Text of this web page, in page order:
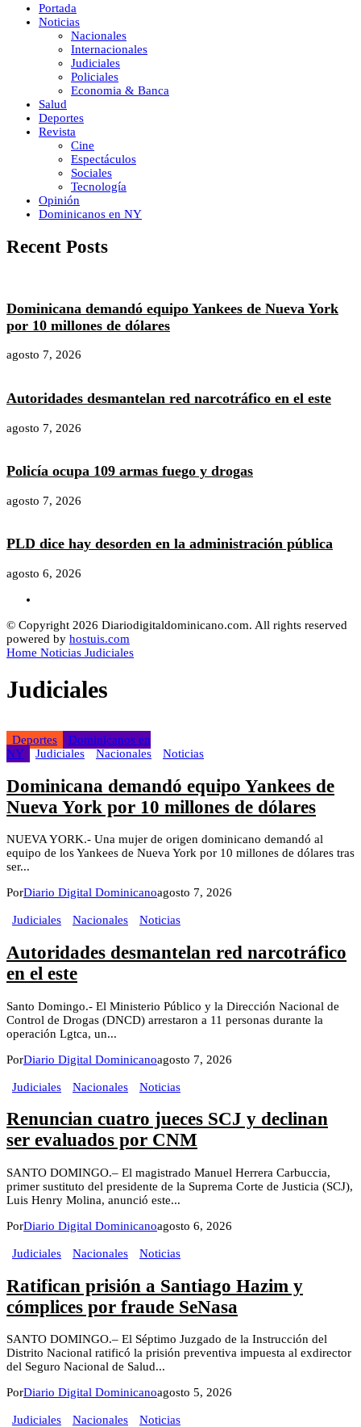
Portada
Noticias
Nacionales
Internacionales
Judiciales
Policiales
Economia & Banca
Salud
Deportes
Revista
Cine
Espectáculos
Sociales
Tecnología
Opinión
Dominicanos en NY
Recent Posts
Dominicana demandó equipo Yankees de Nueva York
por 10 millones de dólares
agosto 7, 2026
Autoridades desmantelan red narcotráfico en el este
agosto 7, 2026
Policía ocupa 109 armas fuego y drogas
agosto 7, 2026
PLD dice hay desorden en la administración pública
agosto 6, 2026
© Copyright 2026 Diariodigitaldominicano.com. All rights reserved
powered by hostuis.com
Home Noticias Judiciales
Judiciales
Deportes
Dominicanos en
NY
Judiciales Nacionales Noticias
Dominicana demandó equipo Yankees de
Nueva York por 10 millones de dólares
NUEVA YORK.- Una mujer de origen dominicano demandó al
equipo de los Yankees de Nueva York por 10 millones de dólares tras
ser...
PorDiario Digital Dominicanoagosto 7, 2026
Judiciales Nacionales Noticias
Autoridades desmantelan red narcotráfico
en el este
Santo Domingo.- El Ministerio Público y la Dirección Nacional de
Control de Drogas (DNCD) arrestaron a 11 personas durante la
operación Lgtca, un...
PorDiario Digital Dominicanoagosto 7, 2026
Judiciales Nacionales Noticias
Renuncian cuatro jueces SCJ y declinan
ser evaluados por CNM
SANTO DOMINGO.– El magistrado Manuel Herrera Carbuccia,
primer sustituto del presidente de la Suprema Corte de Justicia (SCJ),
Luis Henry Molina, anunció este...
PorDiario Digital Dominicanoagosto 6, 2026
Judiciales Nacionales Noticias
Ratifican prisión a Santiago Hazim y
cómplices por fraude SeNasa
SANTO DOMINGO.– El Séptimo Juzgado de la Instrucción del
Distrito Nacional ratificó la prisión preventiva impuesta al exdirector
del Seguro Nacional de Salud...
PorDiario Digital Dominicanoagosto 5, 2026
Judiciales Nacionales Noticias